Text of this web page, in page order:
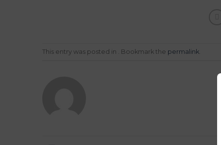
This entry was posted in . Bookmark the permalink